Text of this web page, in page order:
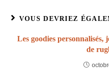
VOUS DEVRIEZ
Les goodies personnalisés,
de